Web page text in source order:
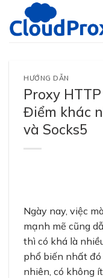
content
HƯỚNG DẪN
Proxy
Điểm khác
và Socks5
Ngày nay, việc
mạnh mẽ cũng
thì có khá là
phổ biến nhất đó
nhiên, có không